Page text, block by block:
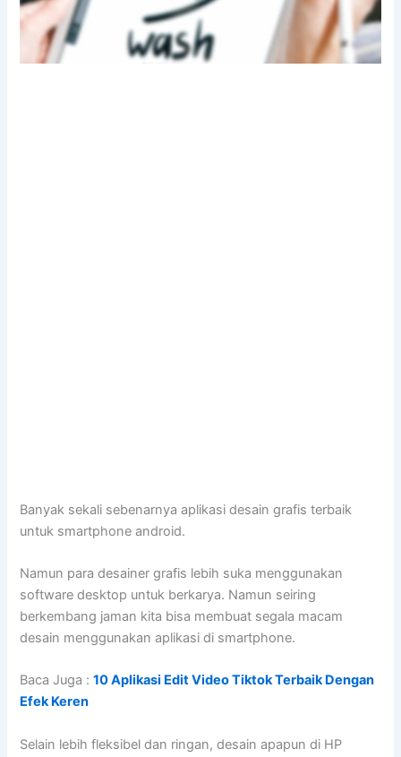
Banyak sekali sebenarnya aplikasi desain grafis terbaik
untuk smartphone android.
Namun para desainer grafis lebih suka menggunakan
software desktop untuk berkarya. Namun seiring
berkembang jaman kita bisa membuat segala macam
desain menggunakan aplikasi di smartphone.
Baca Juga :10 Aplikasi Edit Video Tiktok Terbaik Dengan
Efek Keren
Selain lebih fleksibel dan ringan, desain apapun di HP